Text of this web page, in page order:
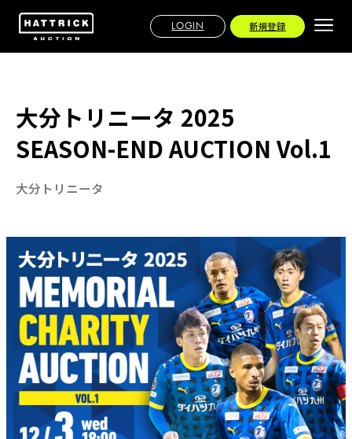
LOGIN 新規登録
大分トリニータ 2025
SEASON-END AUCTION Vol.1
大分トリニータ